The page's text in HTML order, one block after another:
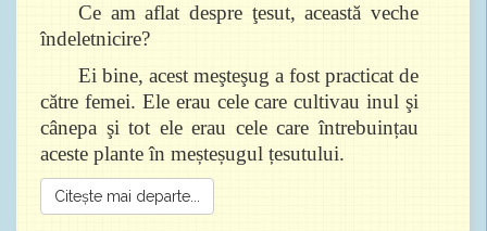
Ce am aflat despre ţesut, această veche
îndeletnicire?
Ei bine, acest meşteşug a fost practicat de
către femei. Ele erau cele care cultivau inul şi
cânepa şi tot ele erau cele care întrebuințau
aceste plante în meșteșugul țesutului.
Citește mai departe...